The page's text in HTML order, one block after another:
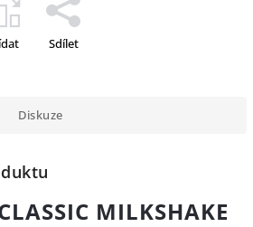
Sdílet
Diskuze
MILKSHAKE